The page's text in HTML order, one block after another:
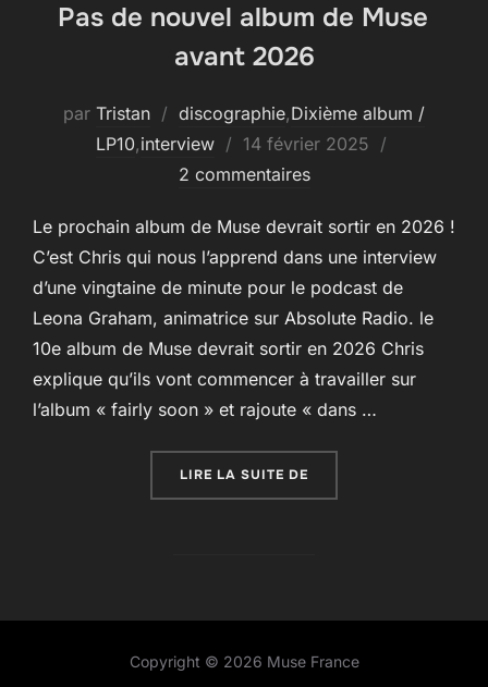
Pas de nouvel album de Muse
avant 2026
par Tristan discographie,Dixième album /
LP10,interview
Publié
le
14 février 2025
2 commentaires
Le prochain album de Muse devrait sortir en 2026 !
C’est Chris qui nous l’apprend dans une interview
d’une vingtaine de minute pour le podcast de
Leona Graham, animatrice sur Absolute Radio. le
10e album de Muse devrait sortir en 2026 Chris
explique qu’ils vont commencer à travailler sur
l’album « fairly soon » et rajoute « dans …
LIRE LA SUITE DE
Copyright © 2026 Muse France